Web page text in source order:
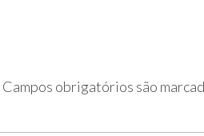
Campos obrigatórios são